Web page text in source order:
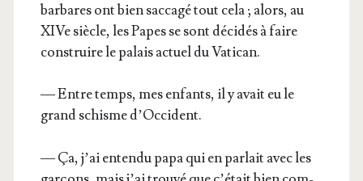
bar­bares ont bien sac­ca­gé tout cela ; alors, au
XIVe siècle, les Papes se sont déci­dés à faire
construire le palais actuel du Vatican.
— Entre temps, mes enfants, il y avait eu le
grand schisme d’Occident.
— Ça, j’ai enten­du papa qui en par­lait avec les